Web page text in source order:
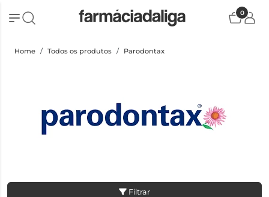
0
Home Todos os produtos Parodontax
Filtrar